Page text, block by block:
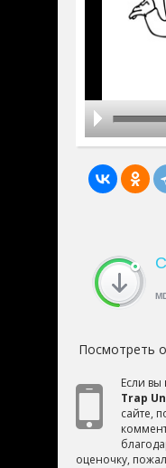
Посмотреть
Если вы
Trap
сайте,
оценочку,